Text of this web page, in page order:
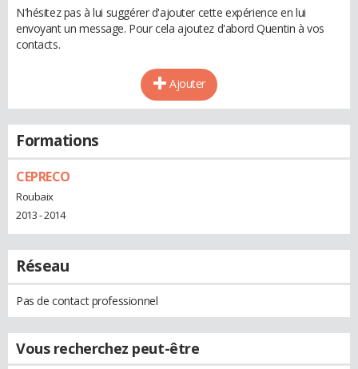
N'hésitez pas à lui suggérer d'ajouter cette expérience en lui
envoyant un message. Pour cela ajoutez d'abord Quentin à vos
contacts.
Ajouter
Formations
CEPRECO
Roubaix
2013 - 2014
Réseau
Pas de contact professionnel
Vous recherchez peut-être